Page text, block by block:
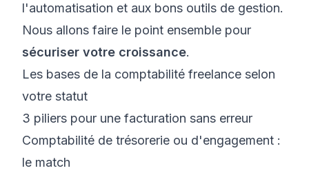
l'automatisation et aux bons outils de gestion.
Nous allons faire le point ensemble pour
sécuriser votre croissance.
Les bases de la comptabilité freelance selon
votre statut
3 piliers pour une facturation sans erreur
Comptabilité de trésorerie ou d'engagement :
le match